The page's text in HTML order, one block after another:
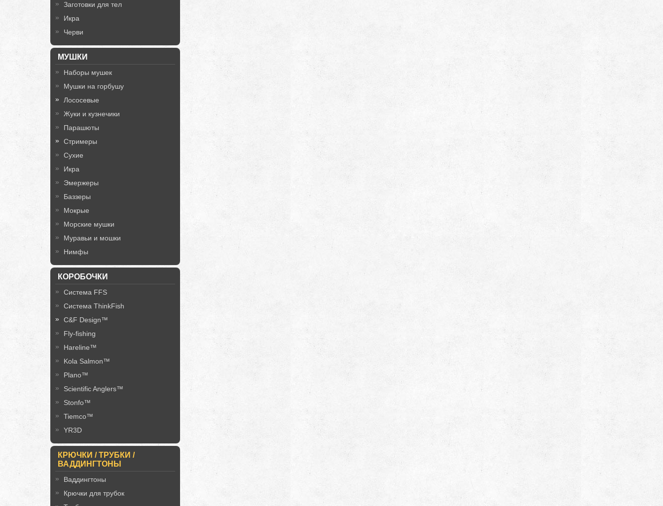
Заготовки для тел
Икра
Черви
МУШКИ
Наборы мушек
Мушки на горбушу
Лососевые
Жуки и кузнечики
Парашюты
Стримеры
Сухие
Икра
Эмержеры
Баззеры
Мокрые
Морские мушки
Муравьи и мошки
Нимфы
КОРОБОЧКИ
Система FFS
Система ThinkFish
C&F Design™
Fly-fishing
Hareline™
Kola Salmon™
Plano™
Scientific Anglers™
Stonfo™
Tiemco™
YR3D
КРЮЧКИ / ТРУБКИ /
ВАДДИНГТОНЫ
Ваддингтоны
Крючки для трубок